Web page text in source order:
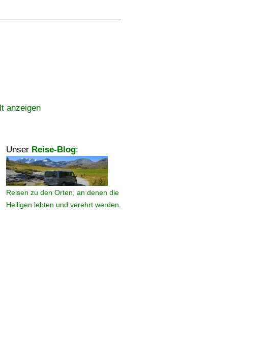
anzeigen
Unser Reise-Blog:
Reisen zu den Orten, an denen die
Heiligen lebten und verehrt werden.